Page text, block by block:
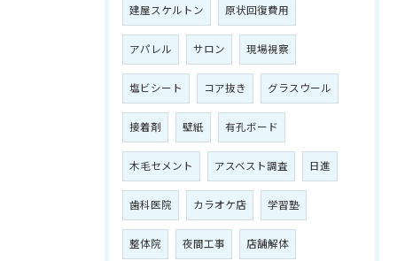
建屋スケルトン 原状回復費用
アパレル サロン 現場視察
塩ビシート コア抜き グラスウール
接着剤 壁紙 有孔ボード
木毛セメント アスベスト調査 日進
歯科医院 カラオケ店 学習塾
整体院 夜間工事 店舗解体